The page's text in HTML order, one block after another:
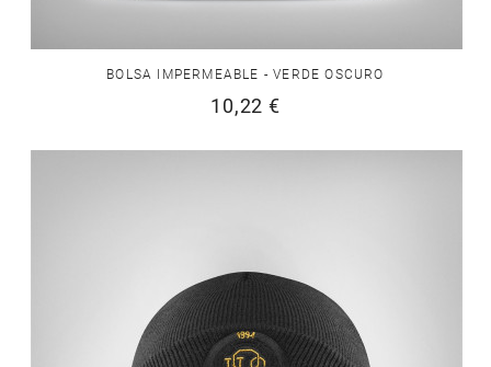
BOLSA IMPERMEABLE - VERDE OSCURO
10,22 €